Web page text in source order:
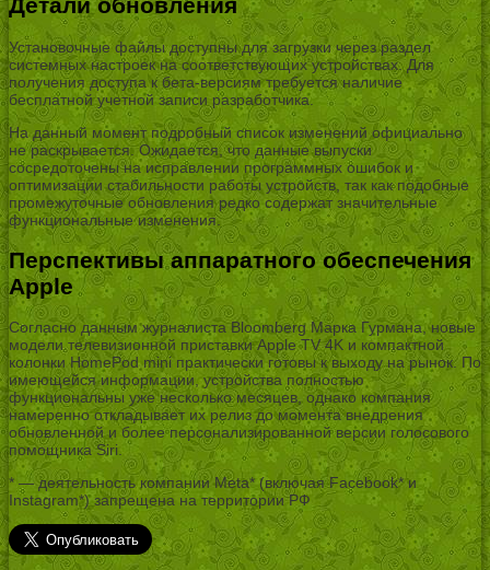
Детали обновления
Установочные файлы доступны для загрузки через раздел
системных настроек на соответствующих устройствах. Для
получения доступа к бета-версиям требуется наличие
бесплатной учетной записи разработчика.
На данный момент подробный список изменений официально
не раскрывается. Ожидается, что данные выпуски
сосредоточены на исправлении программных ошибок и
оптимизации стабильности работы устройств, так как подобные
промежуточные обновления редко содержат значительные
функциональные изменения.
Перспективы аппаратного обеспечения
Apple
Согласно данным журналиста Bloomberg Марка Гурмана, новые
модели телевизионной приставки Apple TV 4K и компактной
колонки HomePod mini практически готовы к выходу на рынок. По
имеющейся информации, устройства полностью
функциональны уже несколько месяцев, однако компания
намеренно откладывает их релиз до момента внедрения
обновленной и более персонализированной версии голосового
помощника Siri.
* — деятельность компании Meta* (включая Facebook* и
Instagram*) запрещена на территории РФ